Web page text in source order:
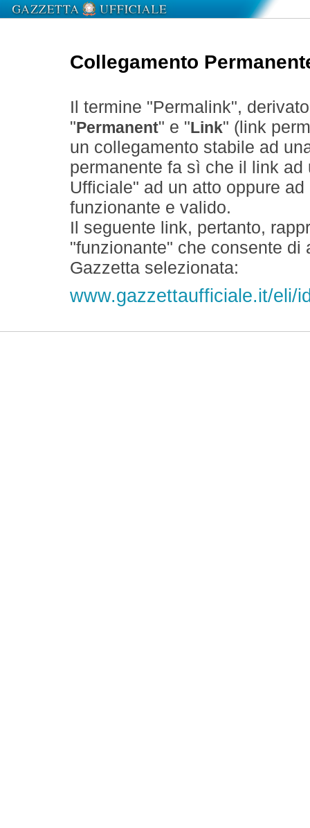
Collegamento
Il termine "Permalink",
" Permanent" e " Link" (link
un collegamento stabile ad
permanente fa sì che il link
Ufficiale" ad un atto oppure
funzionante e valido.
Il seguente link, pertanto,
"funzionante" che consente
Gazzetta selezionata:
www.gazzettaufficiale.it/eli/